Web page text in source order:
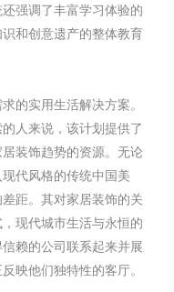
强调了丰富学习体验的
和创意遗产的整体教育
的实用生活解决方案。
人来说，该计划提供了
装饰趋势的资源。无论
代风格的传统中国美
距。其对家居装饰的关
现代城市生活与永恒的
赖的公司联系起来并展
映他们独特性的客厅。